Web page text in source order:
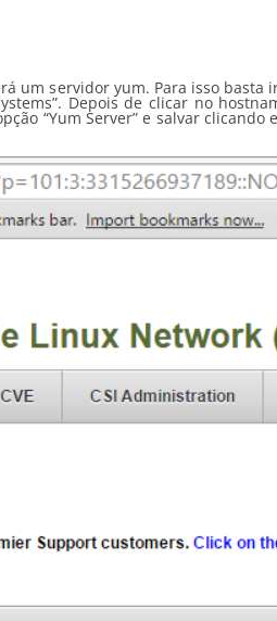
um servidor yum. Para isso basta
Depois de clicar no
“Yum Server” e salvar clicando